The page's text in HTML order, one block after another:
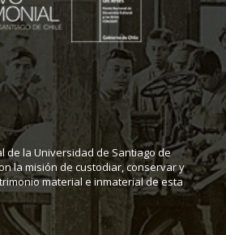
de la Universidad de Santiago de
la misión de custodiar, conservar y
material e inmaterial de esta